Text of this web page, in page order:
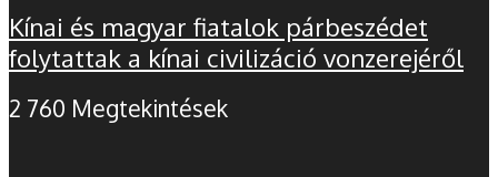
Kínai és magyar fiatalok párbeszédet
folytattak a kínai civilizáció vonzerejéről
2 760 Megtekintések